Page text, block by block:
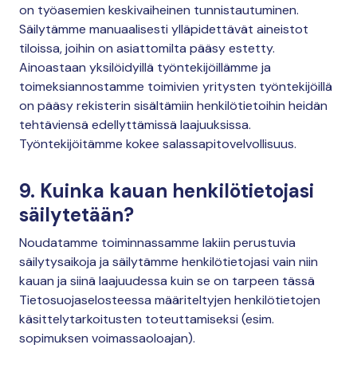
on työasemien keskivaiheinen tunnistautuminen.
Säilytämme manuaalisesti ylläpidettävät aineistot
tiloissa, joihin on asiattomilta pääsy estetty.
Ainoastaan yksilöidyillä työntekijöillämme ja
toimeksiannostamme toimivien yritysten työntekijöillä
on pääsy rekisterin sisältämiin henkilötietoihin heidän
tehtäviensä edellyttämissä laajuuksissa.
Työntekijöitämme kokee salassapitovelvollisuus.
9. Kuinka kauan henkilötietojasi
säilytetään?
Noudatamme toiminnassamme lakiin perustuvia
säilytysaikoja ja säilytämme henkilötietojasi vain niin
kauan ja siinä laajuudessa kuin se on tarpeen tässä
Tietosuojaselosteessa määriteltyjen henkilötietojen
käsittelytarkoitusten toteuttamiseksi (esim.
sopimuksen voimassaoloajan).